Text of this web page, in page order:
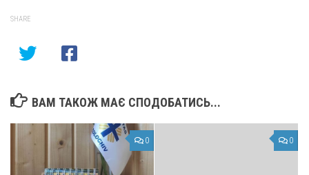
SHARE
ВАМ ТАКОЖ МАЄ СПОДОБАТИСЬ...
0 0